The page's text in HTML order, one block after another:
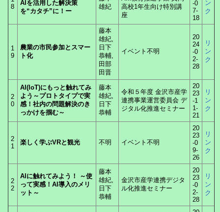
8
AIを活用した解決策
を“カタチ”に！ー
雄紀
⾼校1年⽣向け特別講
座
-0
7-
18
ン
ク
1
9
農業の市民参加とスマー
ト化
藤本
雄紀,
日下
恭輔,
田部
田晋
イベント不明
20
24
-0
2-
28
リ
ン
ク
2
0
AI(IoT)にもっと触れてみ
よう～プロトタイプで実
感！社内の問題解決のき
っかけを掴む～
藤本
雄紀,
日下
恭輔
令和５年度 金沢市産学
連携事業運営委員会 デ
ジタル化推進セミナー
20
23
-1
1-
21
リ
ン
ク
2
1
楽しく学ぶVRと観光 不明 イベント不明
20
23
-0
9-
26
リ
ン
ク
2
2
AIに触れてみよう！ ～使
って実感！AI導入のメリ
ット～
藤本
雄紀,
日下
恭輔
金沢市産学連携デジタ
ル化推進セミナー
20
23
-0
2-
28
リ
ン
ク